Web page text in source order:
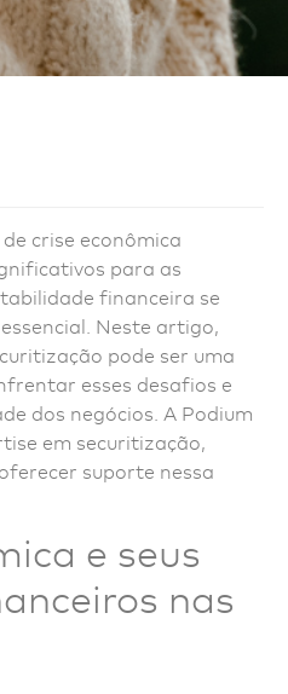
crise econômica
para as
financeira se
Neste artigo,
pode ser uma
esses desafios e
dos negócios. A Podium
em securitização,
suporte nessa
e seus
nas